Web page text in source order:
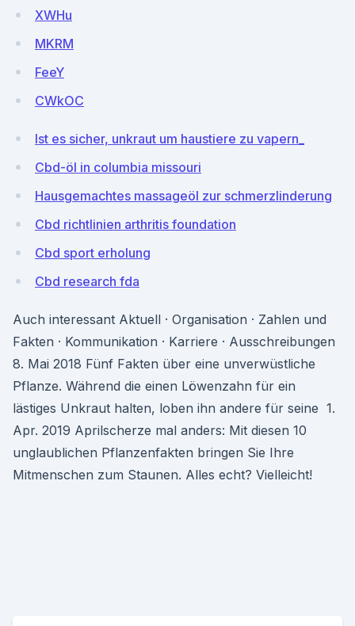
XWHu
MKRM
FeeY
CWkOC
Ist es sicher, unkraut um haustiere zu vapern_
Cbd-öl in columbia missouri
Hausgemachtes massageöl zur schmerzlinderung
Cbd richtlinien arthritis foundation
Cbd sport erholung
Cbd research fda
Auch interessant Aktuell · Organisation · Zahlen und
Fakten · Kommunikation · Karriere · Ausschreibungen
8. Mai 2018 Fünf Fakten über eine unverwüstliche
Pflanze. Während die einen Löwenzahn für ein
lästiges Unkraut halten, loben ihn andere für seine 1.
Apr. 2019 Aprilscherze mal anders: Mit diesen 10
unglaublichen Pflanzenfakten bringen Sie Ihre
Mitmenschen zum Staunen. Alles echt? Vielleicht!